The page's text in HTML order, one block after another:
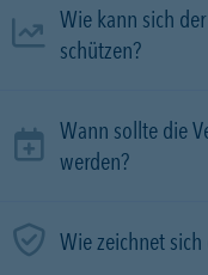
Wie kann sich
schützen?
Wann sollte die
werden?
Wie zeichnet sich